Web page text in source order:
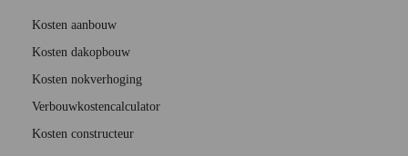
Kosten aanbouw
Kosten dakopbouw
Kosten nokverhoging
Verbouwkostencalculator
Kosten constructeur